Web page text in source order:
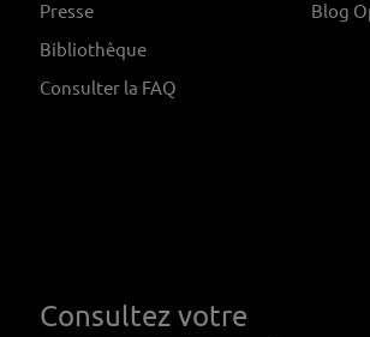
Presse
Bibliothèque
Consulter la FAQ
Blog
Consultez votre